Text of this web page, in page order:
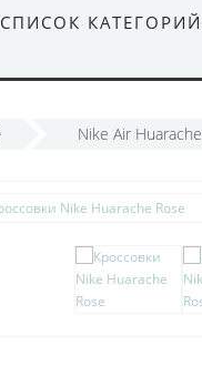
СПИСОК КАТЕГОРИЙ
Nike Air Huarache